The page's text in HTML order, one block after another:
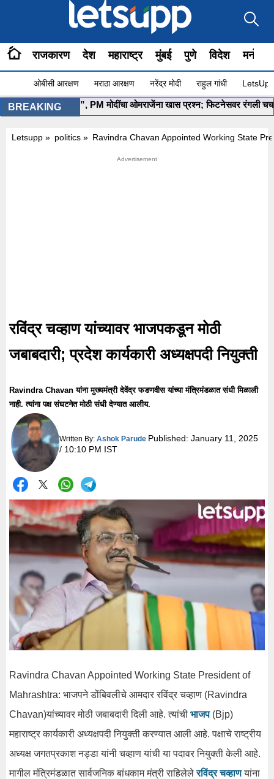
राजकारण देश महाराष्ट्र मुंबई पुणे विदेश
ओबीसी आरक्षण मराठा आरक्षण नरेंद्र मोदी राहुल गांधी
BREAKING
सुरू आहे ना?”, PM मोदींचा ओमराजेंना खास प्रश्न; फिटनेसवर रंगली चर्चा •
Letsupp » politics » Ravindra Chavan Appointed Working State
रविंद्र चव्हाण यांच्यावर भाजपकडून मोठी
जबाबदारी; प्रदेश कार्यकारी अध्यक्षपदी नियुक्ती
Ravindra Chavan यांना मुख्यमंत्री देवेंद्र फडणवीस यांच्या मंत्रिमंडळात संधी मिळाली
नाही. त्यांना पक्ष संघटनेत मोठी संधी देण्यात आलीय.
Written By:Ashok Parude Published:January 11, 2025
/ 10:10 PM IST
Ravindra Chavan Appointed Working State President of
Mahrashtra: भाजपने डोंबिवलीचे आमदार रविंद्र चव्हाण (Ravindra
Chavan)यांच्यावर मोठी जबाबदारी दिली आहे. त्यांची भाजप(Bjp)
महाराष्ट्र कार्यकारी अध्यक्षपदी नियुक्ती करण्यात आली आहे. पक्षाचे राष्ट्रीय
अध्यक्ष जगतप्रकाश नड्डा यांनी चव्हाण यांची या पदावर नियुक्ती केली आहे.
मागील मंत्रिमंडळात सार्वजनिक बांधकाम मंत्री राहिलेलेरविंद्र चव्हाणयांना